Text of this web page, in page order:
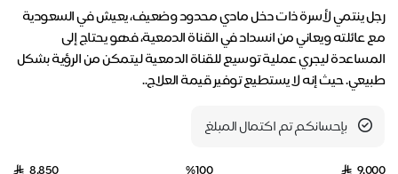
رجل ينتمي لأسرة ذات دخل مادي محدود وضعيف، يعيش في السعودية
مع عائلته ويعاني من انسداد في القناة الدمعية، فهو يحتاج إلى
المساعدة ليجري عملية توسيع للقناة الدمعية ليتمكن من الرؤية بشكل
طبيعي. حيث إنه لا يستطيع توفير قيمة العلاج..
بإحسانكم تم اكتمال المبلغ